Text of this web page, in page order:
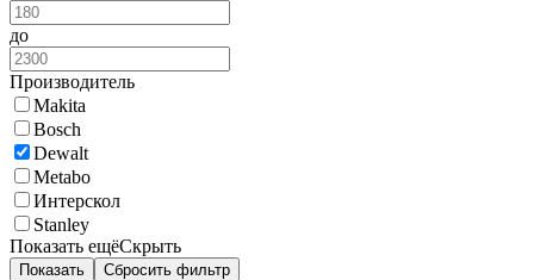
до
Производитель
Makita
Bosch
Dewalt
Metabo
Интерскол
Stanley
Показать ещёСкрыть
Показать Сбросить фильтр